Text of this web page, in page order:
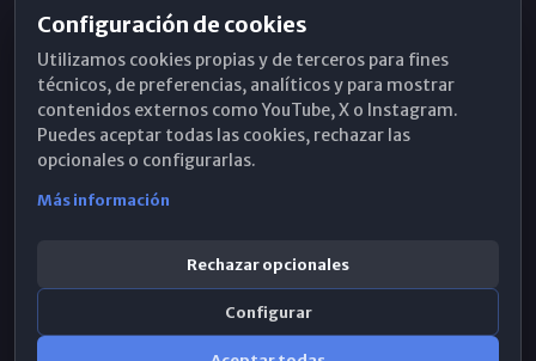
Horarios de Misa
Hemeroteca
WhatsApp
Configuración de cookies
Utilizamos cookies propias y de terceros para fines
técnicos, de preferencias, analíticos y para mostrar
contenidos externos como YouTube, X o Instagram.
Puedes aceptar todas las cookies, rechazar las
opcionales o configurarlas.
Más información
Rechazar opcionales
Configurar